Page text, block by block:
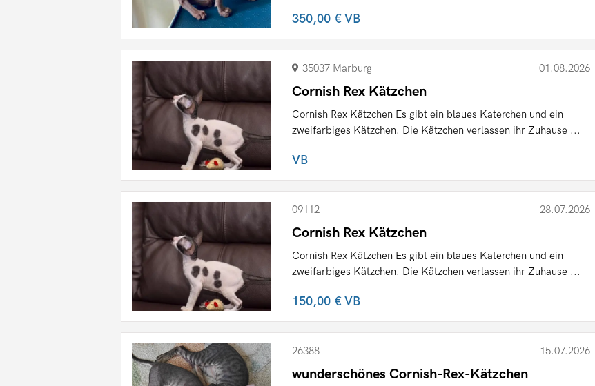
350,00 €VB
35037 Marburg 01.08.2026
Cornish Rex Kätzchen
Cornish Rex Kätzchen Es gibt ein blaues Katerchen und ein
zweifarbiges Kätzchen. Die Kätzchen verlassen ihr Zuhause ...
VB
09112 28.07.2026
Cornish Rex Kätzchen
Cornish Rex Kätzchen Es gibt ein blaues Katerchen und ein
zweifarbiges Kätzchen. Die Kätzchen verlassen ihr Zuhause ...
150,00 €VB
26388 15.07.2026
wunderschönes Cornish-Rex-Kätzchen